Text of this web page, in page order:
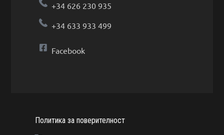
+34 626 230 935
+34 633 933 499
Facebook
Политика за поверителност